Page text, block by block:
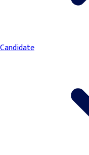
Candidate